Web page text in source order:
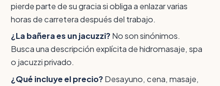
pierde parte de su gracia si obliga a enlazar varias
horas de carretera después del trabajo.
¿La bañera es un jacuzzi? No son sinónimos.
Busca una descripción explícita de hidromasaje, spa
o jacuzzi privado.
¿Qué incluye el precio? Desayuno, cena, masaje,